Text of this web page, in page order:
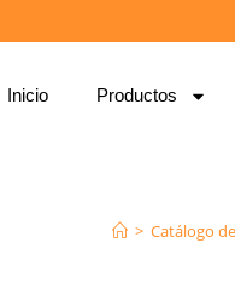
Inicio Productos
> Catálogo